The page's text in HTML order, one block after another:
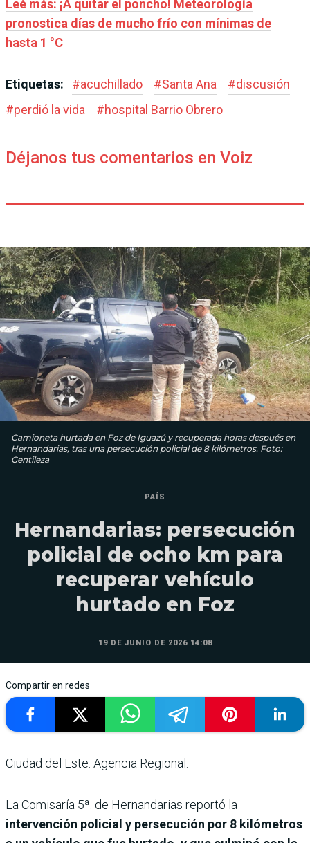
Leé más: ¡A quitar el poncho! Meteorología
pronostica días de mucho frío con mínimas de
hasta 1 °C
Etiquetas: #acuchillado #Santa Ana #discusión
#perdió la vida #hospital Barrio Obrero
Déjanos tus comentarios en Voiz
Camioneta hurtada en Foz de Iguazú y recuperada horas después en
Hernandarias, tras una persecución policial de 8 kilómetros. Foto:
Gentileza
PAÍS
Hernandarias: persecución
policial de ocho km para
recuperar vehículo
hurtado en Foz
19 DE JUNIO DE 2026 14:08
Compartir en redes
Ciudad del Este. Agencia Regional.
La Comisaría 5ª. de Hernandarias reportó la
intervención policial y persecución por 8 kilómetros